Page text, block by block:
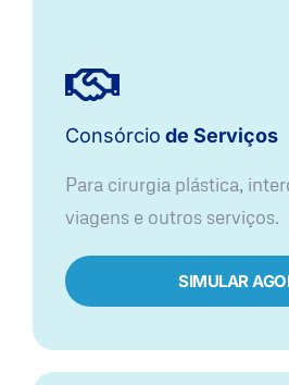
Consórcio de Serviços
Para cirurgia plástica,
viagens e outros serviços.
SIMULAR